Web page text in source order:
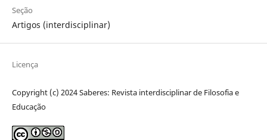
Seção
Artigos (interdisciplinar)
Licença
Copyright (c) 2024 Saberes: Revista interdisciplinar de Filosofia e
Educação